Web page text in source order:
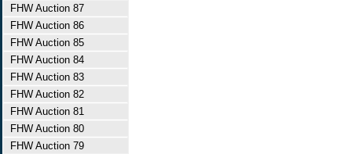
FHW Auction 87
FHW Auction 86
FHW Auction 85
FHW Auction 84
FHW Auction 83
FHW Auction 82
FHW Auction 81
FHW Auction 80
FHW Auction 79